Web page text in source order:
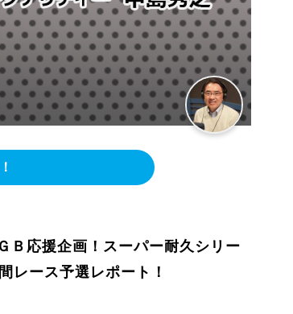
Ｂ応援企画！スーパー耐久シリー
レース予選レポート！